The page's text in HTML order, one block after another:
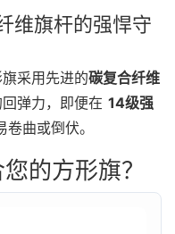
维旗杆的强悍守
采用先进的碳复合纤维
弹力，即便在 14级强
曲或倒伏。
的方形旗？